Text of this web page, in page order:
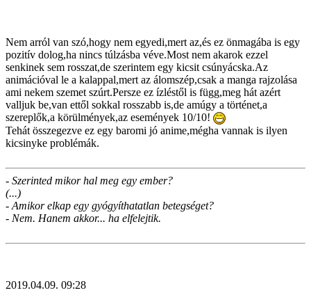
Nem arról van szó,hogy nem egyedi,mert az,és ez önmagába is egy
pozitív dolog,ha nincs túlzásba véve.Most nem akarok ezzel
senkinek sem rosszat,de szerintem egy kicsit csúnyácska.Az
animációval le a kalappal,mert az álomszép,csak a manga rajzolása
ami nekem szemet szúrt.Persze ez ízléstől is függ,meg hát azért
valljuk be,van ettől sokkal rosszabb is,de amúgy a történet,a
szereplők,a körülmények,az események 10/10!
Tehát összegezve ez egy baromi jó anime,mégha vannak is ilyen
kicsinyke problémák.
- Szerinted mikor hal meg egy ember?
(...)
- Amikor elkap egy gyógyíthatatlan betegséget?
- Nem. Hanem akkor... ha elfelejtik.
2019.04.09. 09:28